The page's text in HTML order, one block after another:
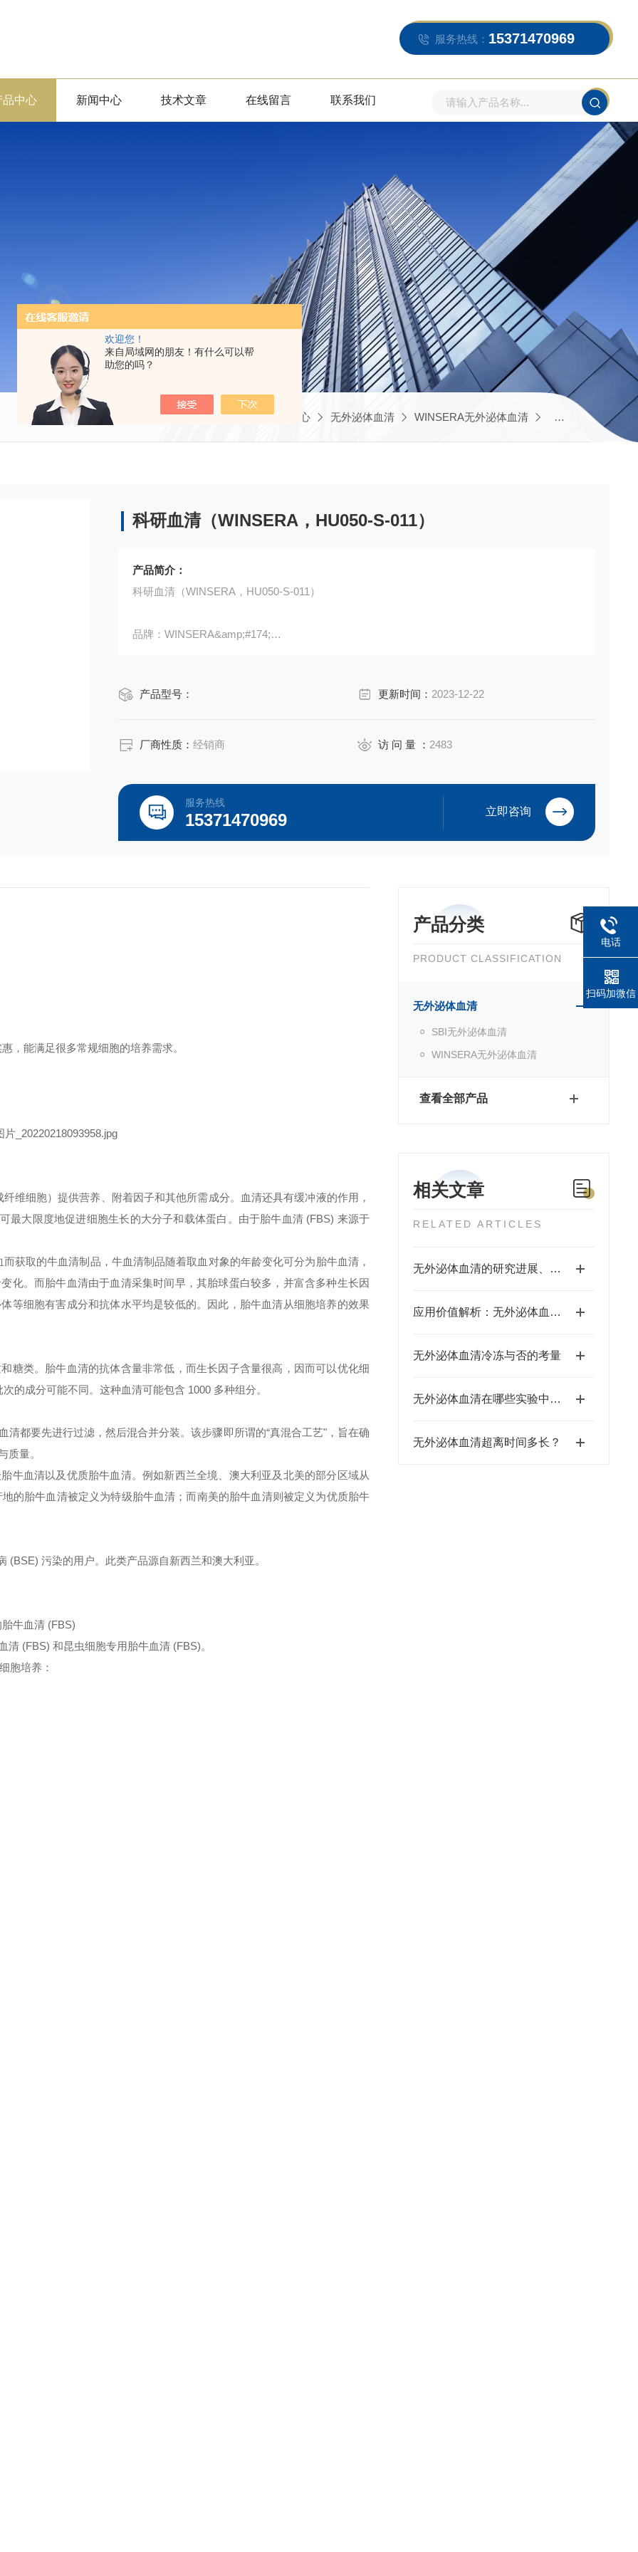
欢迎您！
来自局域网的朋友！有什么可以帮
助您的吗？
服务热线： 15371470969
品中心 新闻中心 技术文章 在线留言 联系我们
当前位置：首页 产品中心 无外泌体血清 WINSERA无外泌体血清 科研血清（
科研血清（WINSERA，HU050-S-011）
产品简介：
科研血清（WINSERA，HU050-S-011）
品牌：WINSERA&amp;#174;
相对而言，国产品牌血清由于采血的不可控性和生产工艺的差别，质量参差不齐，最让人担心
产品型号： 更新时间： 2023-12-22
厂商性质：经销商 访 问 量 ： 2483
服务热线
15371470969 立即咨询
产品分类
PRODUCT CLASSIFICATION
无外泌体血清
SBI无外泌体血清
WINSERA无外泌体血清
查看全部产品
相关文章
RELATED ARTICLES
无外泌体血清的研究进展、实验技术及专用试剂应用概述
应用价值解析：无外泌体血清在细胞外泌体研究中的核心作用
无外泌体血清冷冻与否的考量
无外泌体血清在哪些实验中应用？
无外泌体血清超离时间多长？
，能满足很多常规细胞的培养需求。
维细胞）提供营养、附着因子和其他所需成分。血清还具有缓冲液的作用，
最大限度地促进细胞生长的大分子和载体蛋白。由于胎牛血清 (FBS) 来源于
获取的牛血清制品，牛血清制品随着取血对象的年龄变化可分为胎牛血清，
化。而胎牛血清由于血清采集时间早，其胎球蛋白较多，并富含多种生长因
等细胞有害成分和抗体水平均是较低的。因此，胎牛血清从细胞培养的效果
糖类。胎牛血清的抗体含量非常低，而生长因子含量很高，因而可以优化细
的成分可能不同。这种血清可能包含 1000 多种组分。
清都要先进行过滤，然后混合并分装。该步骤即所谓的“真混合工艺"，旨在确
质量。
牛血清以及优质胎牛血清。例如新西兰全境、澳大利亚及北美的部分区域从
的胎牛血清被定义为特级胎牛血清；而南美的胎牛血清则被定义为优质胎牛
污染的用户。此类产品源自新西兰和澳大利亚。
牛血清 (FBS)
清 (FBS) 和昆虫细胞专用胎牛血清 (FBS)。
胞培养：
电话
扫码加微信